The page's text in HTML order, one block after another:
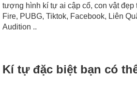
tượng hình kí tự ai cập cổ, con vật đẹp
Fire, PUBG, Tiktok, Facebook, Liên
Audition ..
Kí tự đặc biệt bạn có